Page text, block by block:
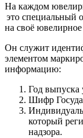
На каждом
это специальный
на своё ювелирное
Он служит
элементом
информацию:
Год выпуска
Шифр
который
надзора.